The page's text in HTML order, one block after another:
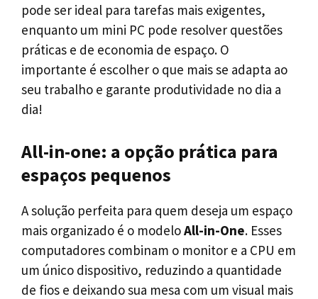
pode ser ideal para tarefas mais exigentes,
enquanto um mini PC pode resolver questões
práticas e de economia de espaço. O
importante é escolher o que mais se adapta ao
seu trabalho e garante produtividade no dia a
dia!
All-in-one: a opção prática para
espaços pequenos
A solução perfeita para quem deseja um espaço
mais organizado é o modeloAll-in-One. Esses
computadores combinam o monitor e a CPU em
um único dispositivo, reduzindo a quantidade
de fios e deixando sua mesa com um visual mais